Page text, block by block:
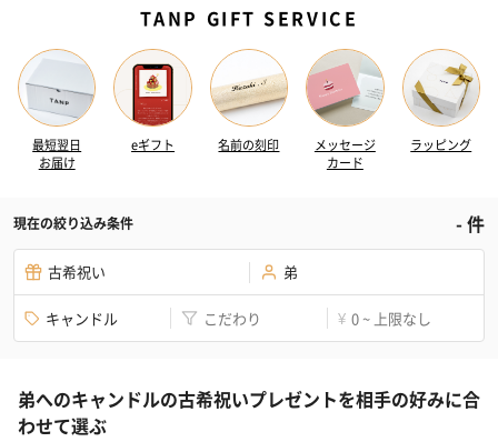
TANP GIFT SERVICE
最短翌日
お届け
eギフト 名前の刻印
メッセージ
カード
ラッピング
現在の絞り込み条件 -件
古希祝い 弟
キャンドル こだわり ¥ 0 ~ 上限なし
弟へのキャンドルの古希祝いプレゼントを相手の好みに合
わせて選ぶ